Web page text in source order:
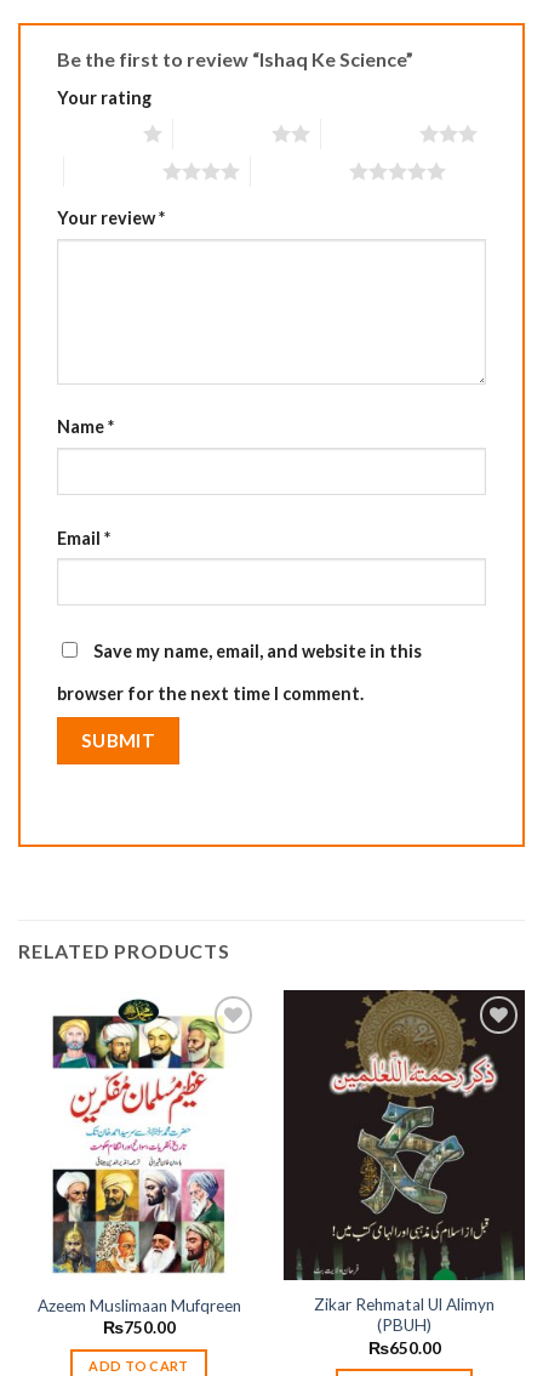
Be the first to review “Ishaq Ke Science”
Your rating
Your review*
Name*
Email *
Save my name, email, and website in this
browser for the next time I comment.
RELATED PRODUCTS
Azeem Muslimaan Mufqreen
₨750.00
ADD TO CART
Add to
Zikar Rehmatal Ul Alimyn
(PBUH)
₨650.00